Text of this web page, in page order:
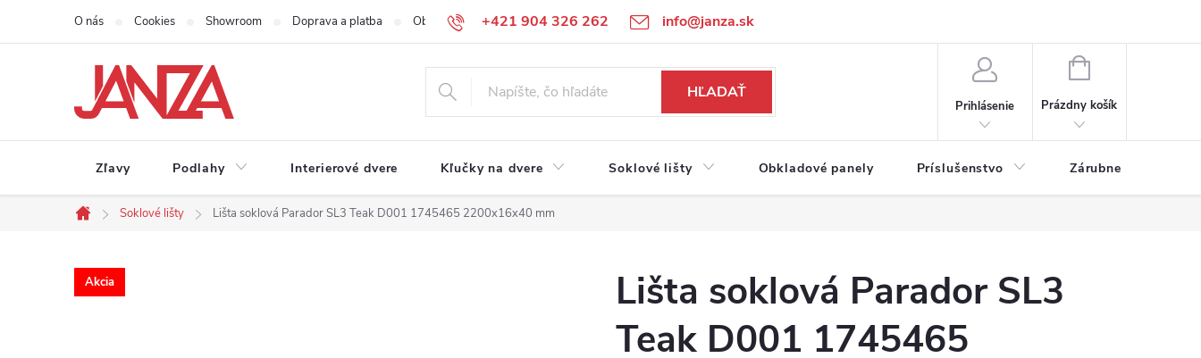
Prejsť na obsah +421 904 326 262 info@janza.sk
O nás Cookies Showroom Doprava a platba Obchodné podmienky Reklamačné podmienky Podmienky ochrany osobných údajov
HĽADAŤ
Prihlásenie
NÁKUPNÝ KOŠÍK
Prázdny košík
Zľavy Podlahy Interierové dvere Kľučky na dvere Soklové lišty Obkladové panely Príslušenstvo Zárubne
Domov
Soklové lišty Lišta soklová Parador SL3 Teak D001 1745465 2200x16x40 mm
Akcia
Lišta soklová Parador SL3
Teak D001 1745465